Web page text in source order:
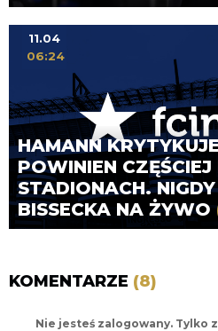
HAMANN
POWINIEN
STADIONACH.
BISSECKA NA ŻYWO
11.04
06:24
KOMENTARZE (8)
Nie jesteś zalogowany. Tylko